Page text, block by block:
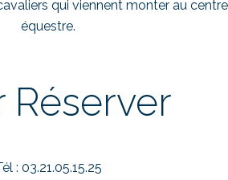
qui viennent monter au centre
équestre.
Réserver
: 03.21.05.15.25